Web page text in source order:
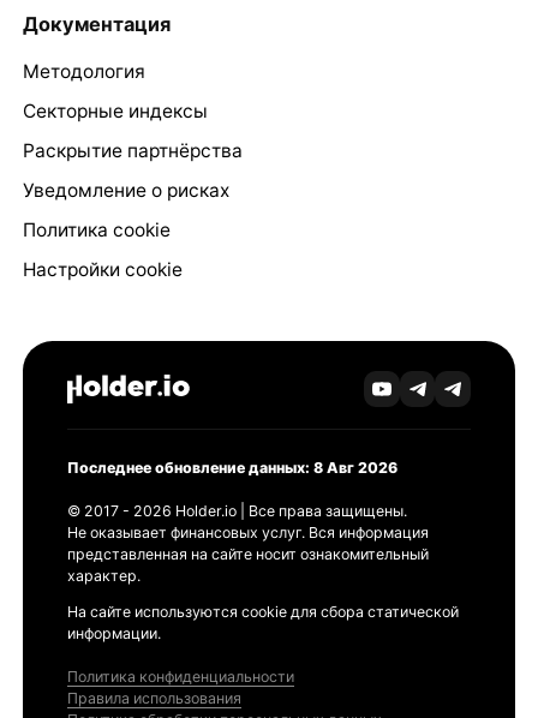
Документация
Методология
Секторные индексы
Раскрытие партнёрства
Уведомление о рисках
Политика cookie
Настройки cookie
Последнее обновление данных: 8 Авг 2026
© 2017 - 2026 Holder.io | Все права защищены.
Не оказывает финансовых услуг. Вся информация
представленная на сайте носит ознакомительный
характер.
На сайте используются cookie для сбора статической
информации.
Политика конфиденциальности
Правила использования